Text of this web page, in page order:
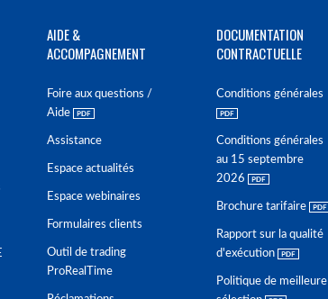
AIDE &
ACCOMPAGNEMENT
Foire aux questions /
Aide
Assistance
Espace actualités
Espace webinaires
Formulaires clients
Outil de trading
ProRealTime
DOCUMENTATION
CONTRACTUELLE
Conditions générales
Conditions générales
au 15 septembre
2026
Brochure tarifaire
Rapport sur la qualité
d'exécution
Politique de meilleure